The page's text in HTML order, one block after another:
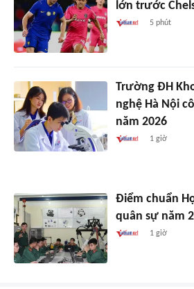
lớn trước
5 phút
Trường ĐH
nghệ Hà Nội
năm 2026
1 giờ
Điểm chuẩn
quân sự năm
1 giờ